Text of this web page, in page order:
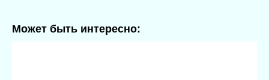
Может быть интересно: